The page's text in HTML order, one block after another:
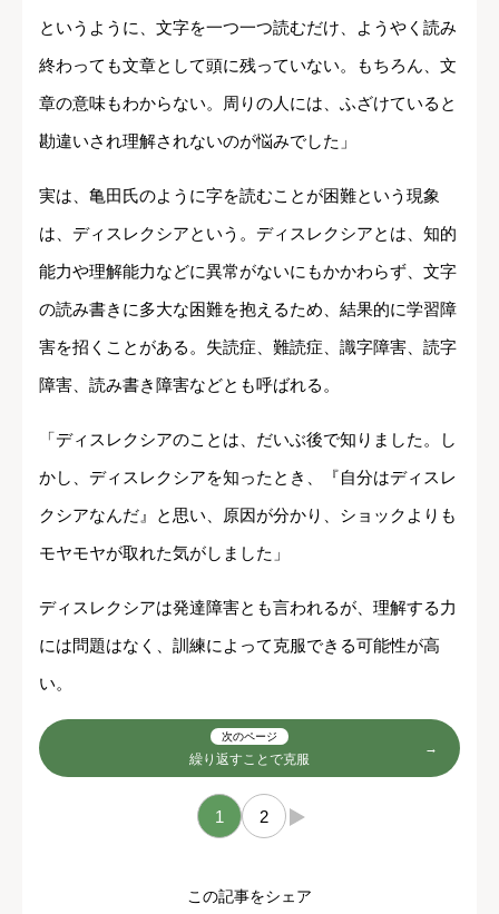
というように、文字を一つ一つ読むだけ、ようやく読み
終わっても文章として頭に残っていない。もちろん、文
章の意味もわからない。周りの人には、ふざけていると
勘違いされ理解されないのが悩みでした」
実は、亀田氏のように字を読むことが困難という現象
は、ディスレクシアという。ディスレクシアとは、知的
能力や理解能力などに異常がないにもかかわらず、文字
の読み書きに多大な困難を抱えるため、結果的に学習障
害を招くことがある。失読症、難読症、識字障害、読字
障害、読み書き障害などとも呼ばれる。
「ディスレクシアのことは、だいぶ後で知りました。し
かし、ディスレクシアを知ったとき、『自分はディスレ
クシアなんだ』と思い、原因が分かり、ショックよりも
モヤモヤが取れた気がしました」
ディスレクシアは発達障害とも言われるが、理解する力
には問題はなく、訓練によって克服できる可能性が高
い。
次のページ
繰り返すことで克服
1 2 →
この記事をシェア